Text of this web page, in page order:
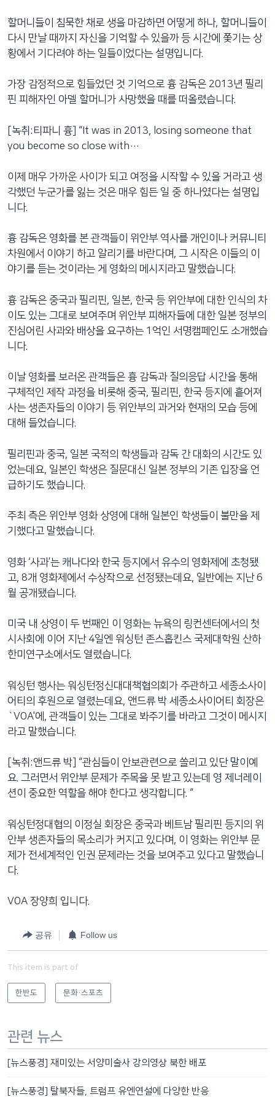
할머니들이 침묵한 채로 생을 마감하면 어떻게 하나, 할머니들이
다시 만날 때까지 자신을 기억할 수 있을까 등 시간에 쫓기는 상
황에서 기다려야 하는 일들이었다는 설명입니다.
가장 감정적으로 힘들었던 것 기억으로 흉 감독은 2013년 필리
핀 피해자인 아델 할머니가 사망했을 때를 떠올렸습니다.
[녹취:티파니 흉] “It was in 2013, losing someone that
you become so close with…
이제 매우 가까운 사이가 되고 여정을 시작할 수 있을 거라고 생
각했던 누군가를 잃는 것은 매우 힘든 일 중 하나였다는 설명입
니다.
흉 감독은 영화를 본 관객들이 위안부 역사를 개인이나 커뮤니티
차원에서 이야기 하고 알리기를 바란다며, 그 시작은 이들의 이
야기를 듣는 것이라는 게 영화의 메시지라고 말했습니다.
흉 감독은 중국과 필리핀, 일본, 한국 등 위안부에 대한 인식의 차
이도 있는 그대로 보여주며 위안부 피해자들에 대한 일본 정부의
진심어린 사과와 배상을 요구하는 1억인 서명캠페인도 소개했습
니다.
이날 영화를 보러온 관객들은 흉 감독과 질의응답 시간을 통해
구체적인 제작 과정을 비롯해 중국, 필리핀, 한국 등지에 흩어져
사는 생존자들의 이야기 등 위안부의 과거와 현재의 모습 등에
대해 들었습니다.
필리핀과 중국, 일본 국적의 학생들과 감독 간 대화의 시간도 있
었는데요, 일본인 학생은 질문대신 일본 정부의 기존 입장을 언
급하기도 했습니다.
주최 측은 위안부 영화 상영에 대해 일본인 학생들이 불만을 제
기했다고 말했습니다.
영화 ‘사과’는 캐나다와 한국 등지에서 유수의 영화제에 초청됐
고, 8개 영화제에서 수상작으로 선정됐는데요, 일반에는 지난 6
월 공개됐습니다.
미국 내 상영이 두 번째인 이 영화는 뉴욕의 링컨센터에서의 첫
시사회에 이어 지난 4일엔 워싱턴 존스홉킨스 국제대학원 산하
한미연구소에서도 열렸습니다.
워싱턴 행사는 워싱턴정신대대책협의회가 주관하고 세종소사이
어티의 후원으로 열렸는데요, 앤드류 박 세종소사이어티 회장은
`VOA'에, 관객들이 있는 그대로 봐주기를 바라고 그것이 메시지
라고 말했습니다.
[녹취:앤드류 박] “관심들이 안보관련으로 쏠리고 있단 말이예
요. 그러면서 위안부 문제가 주목을 못 받고 있는데 영 제너레이
션이 중요한 역할을 해야 한다고 생각합니다. “
워싱턴정대협의 이정실 회장은 중국과 베트남 필리핀 등지의 위
안부 생존자들의 목소리가 커지고 있다며, 이 영화는 위안부 문
제가 전세계적인 인권 문제라는 것을 보여주고 있다고 말했습니
다.
VOA 장양희 입니다.
공유 Follow us
This item is part of
한반도 문화·스포츠
관련 뉴스
[뉴스풍경] 재미있는 서양미술사 강의영상 북한 배포
[뉴스풍경] 탈북자들, 트럼프 유엔연설에 다양한 반응